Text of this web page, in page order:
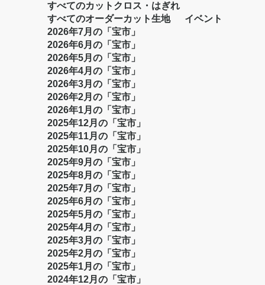
すべてのカットクロス・はぎれ
すべてのオーダーカット生地
イベント
2026年7月の「宝市」
2026年6月の「宝市」
2026年5月の「宝市」
2026年4月の「宝市」
2026年3月の「宝市」
2026年2月の「宝市」
2026年1月の「宝市」
2025年12月の「宝市」
2025年11月の「宝市」
2025年10月の「宝市」
2025年9月の「宝市」
2025年8月の「宝市」
2025年7月の「宝市」
2025年6月の「宝市」
2025年5月の「宝市」
2025年4月の「宝市」
2025年3月の「宝市」
2025年2月の「宝市」
2025年1月の「宝市」
2024年12月の「宝市」